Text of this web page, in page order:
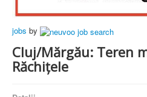
jobs by
Cluj/Mărgău: Teren
Răchițele